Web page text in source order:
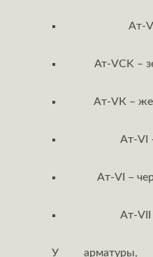
Aт-
Ат-VCK –
Aт-VК –
Aт-VI
Aт-VI –
Aт-
У арматуры,